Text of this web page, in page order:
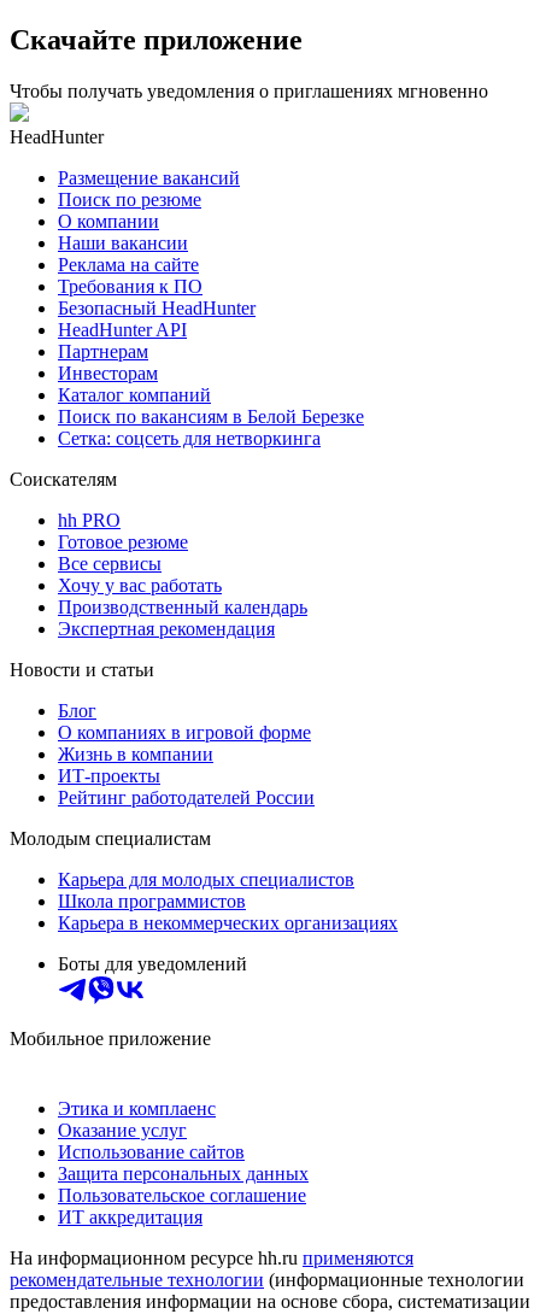
Скачайте приложение
Чтобы получать уведомления о приглашениях мгновенно
HeadHunter
Размещение вакансий
Поиск по резюме
О компании
Наши вакансии
Реклама на сайте
Требования к ПО
Безопасный HeadHunter
HeadHunter API
Партнерам
Инвесторам
Каталог компаний
Поиск по вакансиям в Белой Березке
Сетка: соцсеть для нетворкинга
Соискателям
hh PRO
Готовое резюме
Все сервисы
Хочу у вас работать
Производственный календарь
Экспертная рекомендация
Новости и статьи
Блог
О компаниях в игровой форме
Жизнь в компании
ИТ-проекты
Рейтинг работодателей России
Молодым специалистам
Карьера для молодых специалистов
Школа программистов
Карьера в некоммерческих организациях
Боты для уведомлений
Мобильное приложение
Этика и комплаенс
Оказание услуг
Использование сайтов
Защита персональных данных
Пользовательское соглашение
ИТ аккредитация
На информационном ресурсе hh.ru применяются
рекомендательные технологии (информационные технологии
предоставления информации на основе сбора, систематизации